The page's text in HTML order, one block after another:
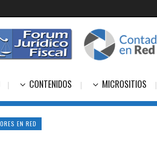
CONTENIDOS MICROSITIOS
EN RED